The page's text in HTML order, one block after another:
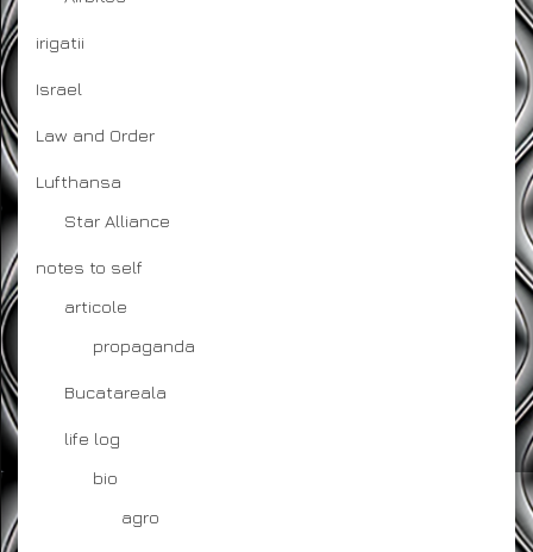
irigatii
Israel
Law and Order
Lufthansa
Star Alliance
notes to self
articole
propaganda
Bucatareala
life log
bio
agro